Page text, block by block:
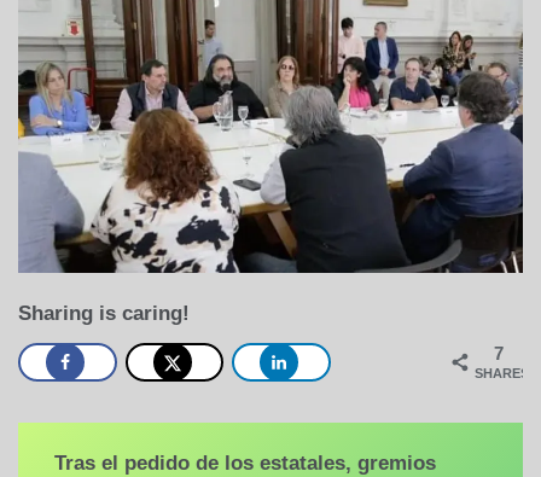
Sharing is caring!
7
SHARES
Tras el pedido de los estatales, gremios